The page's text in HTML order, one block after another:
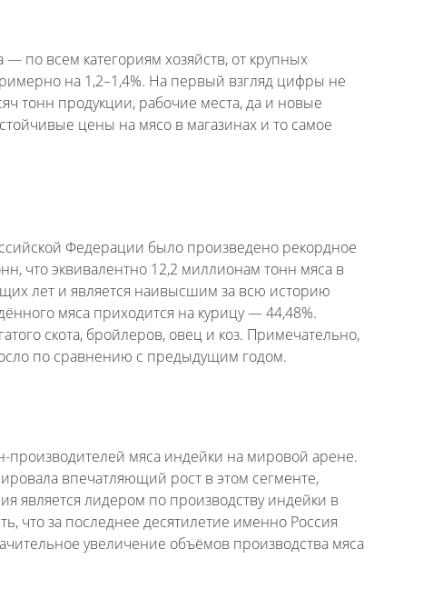
— по всем категориям хозяйств, от крупных
на 1,2–1,4%. На первый взгляд цифры не
тонн продукции, рабочие места, да и новые
цены на мясо в магазинах и то самое
Федерации было произведено рекордное
что эквивалентно 12,2 миллионам тонн мяса в
лет и является наивысшим за всю историю
мяса приходится на курицу — 44,48%.
скота, бройлеров, овец и коз. Примечательно,
по сравнению с предыдущим годом.
производителей мяса индейки на мировой арене.
впечатляющий рост в этом сегменте,
является лидером по производству индейки в
что за последнее десятилетие именно Россия
увеличение объёмов производства мяса